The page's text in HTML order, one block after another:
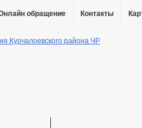
обращение Контакты